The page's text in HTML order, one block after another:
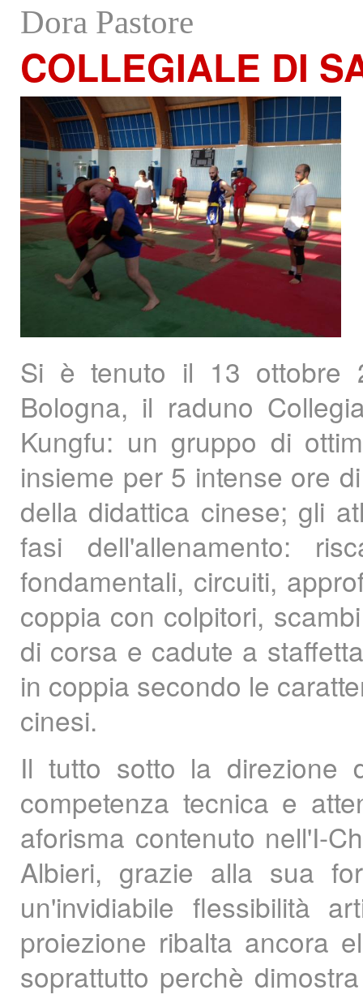
Dora Pastore
COLLEGIALE DI
Si è tenuto il 13 ottobre
Bologna, il raduno
Kungfu: un gruppo di
insieme per 5 intense ore
della didattica cinese; gli
fasi dell'allenamento:
fondamentali, circuiti,
coppia con colpitori,
di corsa e cadute a
in coppia secondo le
cinesi.
Il tutto sotto la direzione
competenza tecnica e
aforisma contenuto nell'I-
Albieri, grazie alla sua
un'invidiabile flessibilità
proiezione ribalta ancora
soprattutto perchè